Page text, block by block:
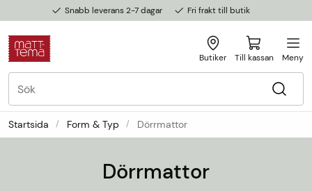
Snabb leverans 2-7 dagar Fri frakt till butik
Butiker Till kassan Meny
Startsida Form & Typ Dörrmattor
Dörrmattor